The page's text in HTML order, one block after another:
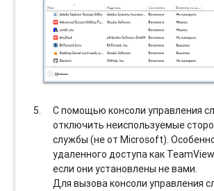
С помощью консоли управления
отключить неиспользуемые
службы (не от Microsoft).
удаленного доступа как
если они установлены не вами.
Для вызова консоли управления